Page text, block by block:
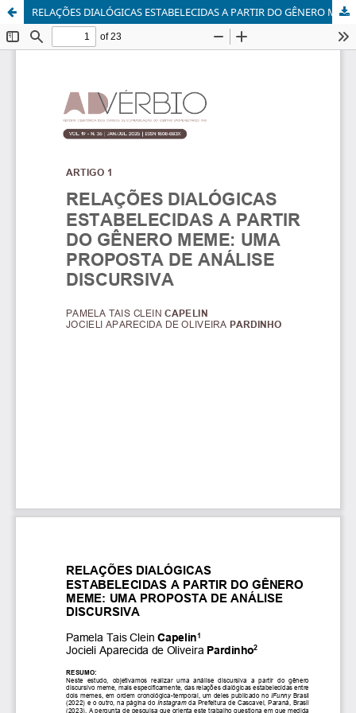
RELAÇÕES DIALÓGICAS ESTABELECIDAS A PARTIR DO GÊNERO MEME